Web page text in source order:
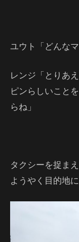
ユウト「どんな
レンジ「とりあ
ピンらしいこと
らね」
タクシーを捉ま
ようやく目的地に